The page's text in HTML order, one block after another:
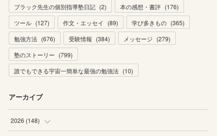
ブラック先生の個別指導塾日記 (2) 本の感想・書評 (176)
ツール (127) 作文・エッセイ (89) 学び多きもの (365)
勉強方法 (676) 受験情報 (384) メッセージ (279)
塾のストーリー (799)
誰でもできる宇宙一簡単な最強の勉強法 (10)
アーカイブ
2026 (148)